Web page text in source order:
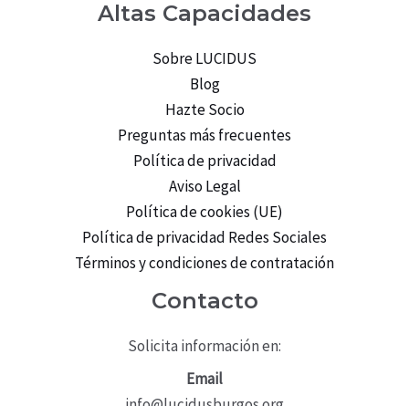
Altas Capacidades
Sobre LUCIDUS
Blog
Hazte Socio
Preguntas más frecuentes
Política de privacidad
Aviso Legal
Política de cookies (UE)
Política de privacidad Redes Sociales
Términos y condiciones de contratación
Contacto
Solicita información en:
Email